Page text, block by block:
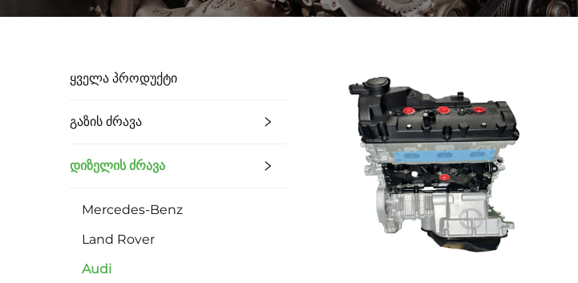
ᲧᲕᲔᲚᲐ ᲞᲠᲝᲓᲣᲥᲢᲘ
Გაზის Ძრავა
Დიზელის Ძრავა
Mercedes-Benz
Land Rover
Audi